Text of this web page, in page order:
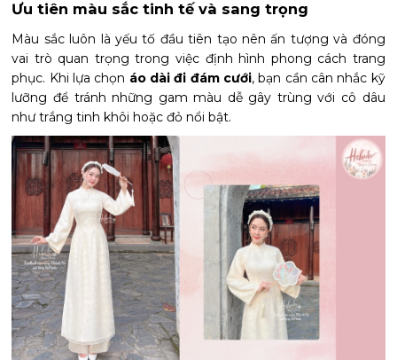
Ưu tiên màu sắc tinh tế và sang trọng
Màu sắc luôn là yếu tố đầu tiên tạo nên ấn tượng và đóng
vai trò quan trọng trong việc định hình phong cách trang
phục. Khi lựa chọn áo dài đi đám cưới, bạn cần cân nhắc kỹ
lưỡng để tránh những gam màu dễ gây trùng với cô dâu
như trắng tinh khôi hoặc đỏ nổi bật.